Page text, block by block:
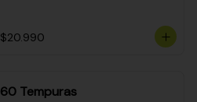
$20.990
60 Tempuras